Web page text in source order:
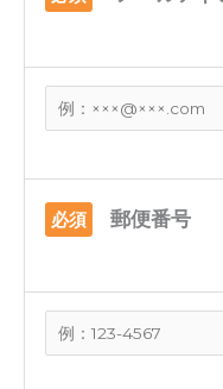
必須 郵便番号